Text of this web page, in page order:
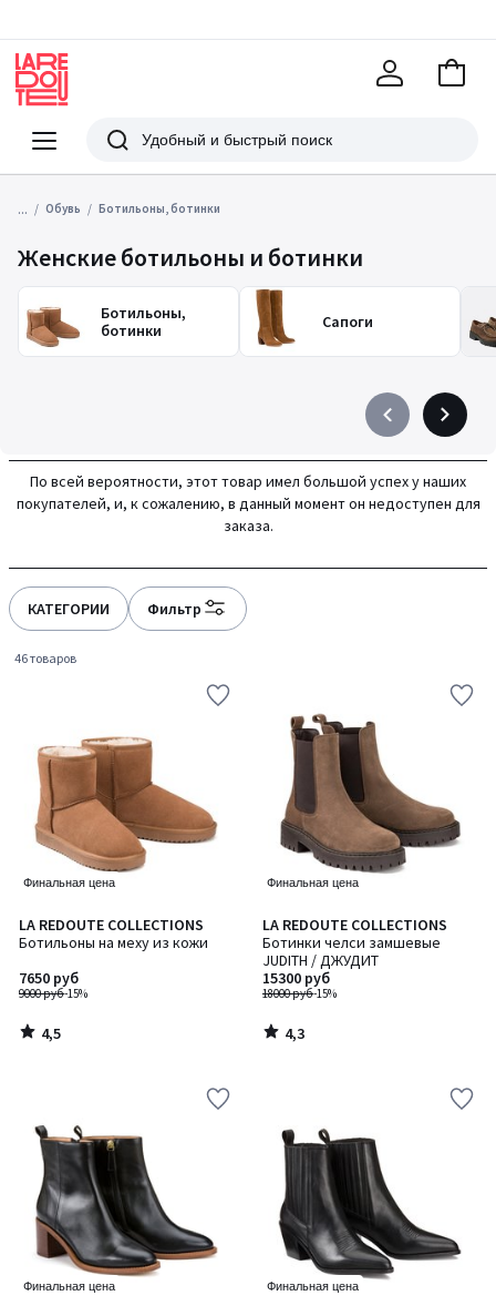
Меню
Redoute
Поиск
В
... Обувь Ботильоны, ботинки
Женские ботильоны и ботинки
Ботильоны,
ботинки
Сапоги
Précédent
à
gauche
Suivant
à
droite
По всей вероятности, этот товар имел большой успех у наших
покупателей, и, к сожалению, в данный момент он недоступен для
заказа.
КАТЕГОРИИ Фильтр
46 товаров
Финальная цена
LA REDOUTE COLLECTIONS
Ботильоны на меху из кожи
9000 руб-15%
7650 руб
4,5
/ 5
4,5
/
Финальная цена
LA REDOUTE COLLECTIONS
Ботинки челси замшевые
JUDITH / ДЖУДИТ
18000 руб-15%
15300 руб
4,3
/ 5
4,3
/
Финальная цена Финальная цена